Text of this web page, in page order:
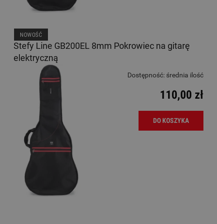
Stefy Line GB200EL 8mm Pokrowiec na gitarę
elektryczną
Dostępność: średnia ilość
110,00 zł
DO KOSZYKA
NOWOŚĆ